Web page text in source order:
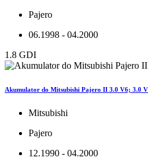
Pajero
06.1998 - 04.2000
1.8 GDI
Akumulator do Mitsubishi Pajero II 3.0 V6; 3.0
Mitsubishi
Pajero
12.1990 - 04.2000